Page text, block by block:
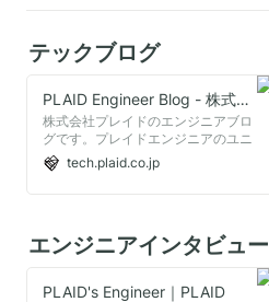
トを生み出していく仲間を求めてい
テックブログ
PLAID Engineer Blog - 株式会社プレイド
株式会社プレイドのエンジニアブロ
グです。プレイドエンジニアのユニ
ークなパーソナリティを知ってもら
うために執筆しています。
tech.plaid.co.jp
エンジニアインタビュー
PLAID's Engineer｜PLAID